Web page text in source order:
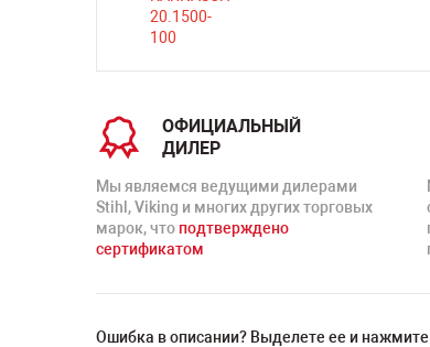
ОФИЦИАЛЬНЫЙ
ДИЛЕР
Мы являемся ведущими дилерами
Stihl, Viking и многих других торговых
марок, что подтверждено
сертификатом
Ошибка в описании? Выделете ее и нажмите